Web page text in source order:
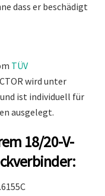
dass er beschädigt
TÜV
wird unter
ist individuell für
ausgelegt.
18/20-V-